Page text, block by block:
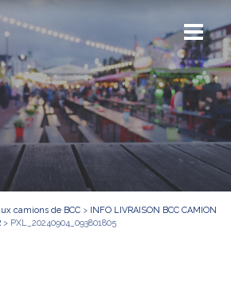
camions de BCC > INFO LIVRAISON BCC CAMION
> PXL_20240904_093801805